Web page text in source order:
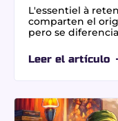
L'essentiel à
comparten el
pero se
industrial debe
Esto garantiza
bosque joven.
Leer el artículo